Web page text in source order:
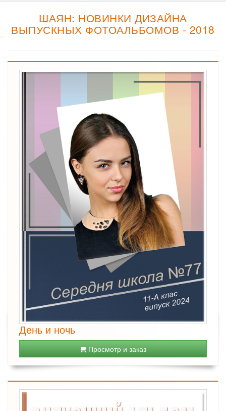
ШАЯН: НОВИНКИ ДИЗАЙНА
ВЫПУСКНЫХ ФОТОАЛЬБОМОВ - 2018
День и ночь
Просмотр и заказ